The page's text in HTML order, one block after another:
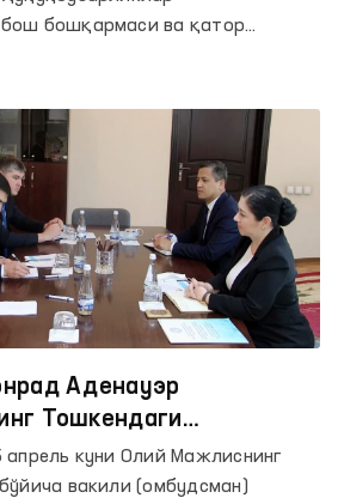
бошқармаси ва қатор
ўтказилган “Мен янги ва
Аденауэр
Тошкендаги
раҳбари билан учрашди
куни Олий Мажлиснинг
вакили (омбудсман)